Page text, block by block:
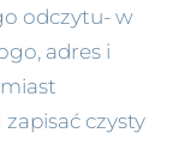
odczytu- w
adres i
czysty